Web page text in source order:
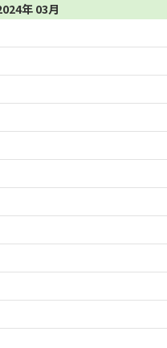
年 03月